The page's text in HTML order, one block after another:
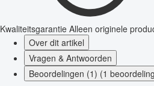
Kwaliteitsgarantie Alleen originele
Over dit artikel
Vragen & Antwoorden
Beoordelingen (1) (1